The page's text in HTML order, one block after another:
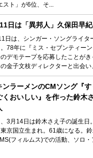
ト」が6位、そ...
日は「異邦人」久保田早
日は、シンガー・ソングライタ
78年に『ミス・セブンティー
デモテープを応募したことが
金子文枝ディレクターと出会い
ンラーメンのCMソング『す
くおいしい』を作った鈴木
3月14日は鈴木さえ子の誕生日
東京国立生まれ。61歳になる。
フィルムス)での活動、ソロ・